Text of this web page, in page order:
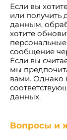
Если вы
или получить
данным,
хотите
сообщение
Если вы
мы
вами. Однако
данных.
Вопросы и